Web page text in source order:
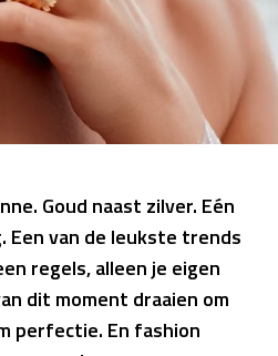
Goud naast zilver. Eén
Een van de leukste trends
regels, alleen je eigen
dit moment draaien om
perfectie. En fashion